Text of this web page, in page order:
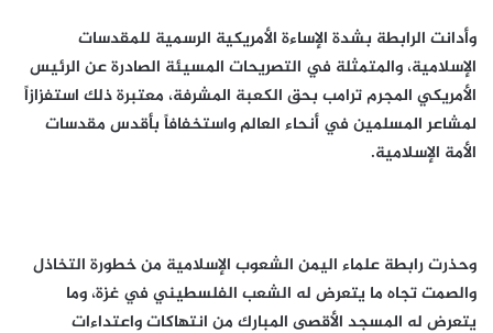
وأدانت الرابطة بشدة الإساءة الأمريكية الرسمية للمقدسات
الإسلامية، والمتمثلة في التصريحات المسيئة الصادرة عن الرئيس
الأمريكي المجرم ترامب بحق الكعبة المشرفة، معتبرة ذلك استفزازاً
لمشاعر المسلمين في أنحاء العالم واستخفافاً بأقدس مقدسات
الأمة الإسلامية.
وحذرت رابطة علماء اليمن الشعوب الإسلامية من خطورة التخاذل
والصمت تجاه ما يتعرض له الشعب الفلسطيني في غزة، وما
يتعرض له المسجد الأقصى المبارك من انتهاكات واعتداءات